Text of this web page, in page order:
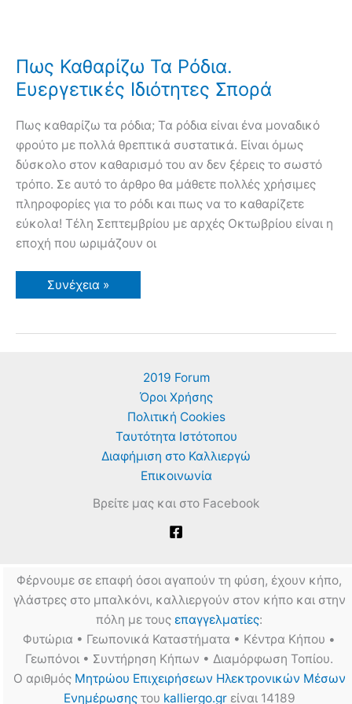
Πως Καθαρίζω Τα Ρόδια.
Ευεργετικές Ιδιότητες Σπορά
Πως καθαρίζω τα ρόδια; Τα ρόδια είναι ένα μοναδικό
φρούτο με πολλά θρεπτικά συστατικά. Είναι όμως
δύσκολο στον καθαρισμό του αν δεν ξέρεις το σωστό
τρόπο. Σε αυτό το άρθρο θα μάθετε πολλές χρήσιμες
πληροφορίες για το ρόδι και πως να το καθαρίζετε
εύκολα! Τέλη Σεπτεμβρίου με αρχές Οκτωβρίου είναι η
εποχή που ωριμάζουν οι
Πως
Καθαρίζω
Ευεργετικές
Συνέχεια »
2019 Forum
Όροι Χρήσης
Πολιτική Cookies
Ταυτότητα Ιστότοπου
Διαφήμιση στο Καλλιεργώ
Επικοινωνία
Βρείτε μας και στο Facebook
Φέρνουμε σε επαφή όσοι αγαπούν τη φύση, έχουν κήπο,
γλάστρες στο μπαλκόνι, καλλιεργούν στον κήπο και στην
πόλη με τους επαγγελματίες:
Φυτώρια • Γεωπονικά Καταστήματα • Κέντρα Κήπου •
Γεωπόνοι • Συντήρηση Κήπων • Διαμόρφωση Τοπίου.
Ο αριθμός Μητρώου Επιχειρήσεων Ηλεκτρονικών Μέσων
Ενημέρωσηςτου kalliergo.grείναι 14189